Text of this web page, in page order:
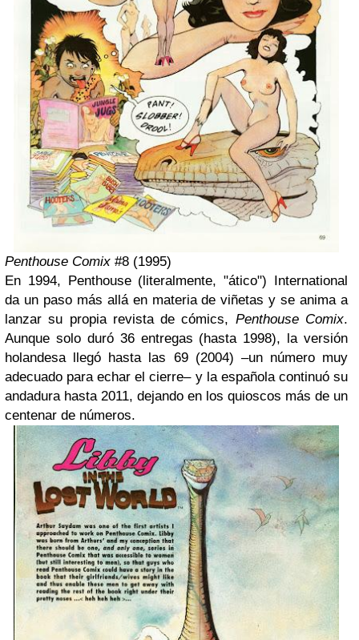
Penthouse Comix #8 (1995)
En 1994, Penthouse (literalmente, "ático") International
da un paso más allá en materia de viñetas y se anima a
lanzar su propia revista de cómics, Penthouse Comix.
Aunque solo duró 36 entregas (hasta 1998), la versión
holandesa llegó hasta las 69 (2004) –un número muy
adecuado para echar el cierre– y la española continuó su
andadura hasta 2011, dejando en los quioscos más de un
centenar de números.